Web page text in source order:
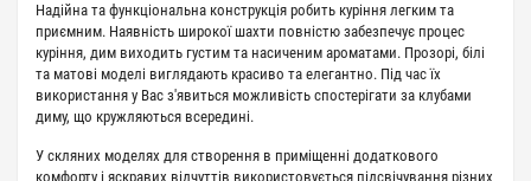
Надійна та функціональна конструкція робить куріння легким та
приємним. Наявність широкої шахти повністю забезпечує процес
куріння, дим виходить густим та насиченим ароматами. Прозорі, білі
та матові моделі виглядають красиво та елегантно. Під час їх
використання у Вас з'явиться можливість спостерігати за клубами
диму, що кружляються всередині.
У скляних моделях для створення в приміщенні додаткового
комфорту і яскравих відчуттів використовується підсвічування різних